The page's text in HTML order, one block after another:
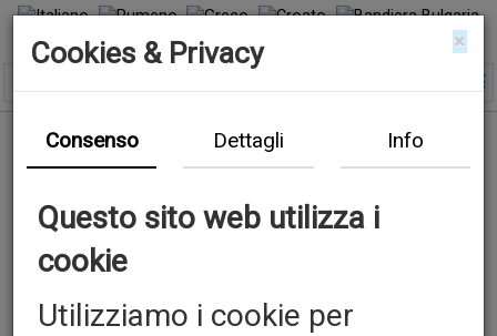
×
Cookies & Privacy
Consenso Dettagli Info
Questo sito web utilizza i
cookie
Utilizziamo i cookie per